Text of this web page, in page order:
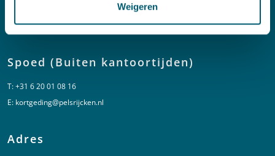
Weigeren
Linkedin
Spoed (Buiten kantoortijden)
T:+31 6 20 01 08 16
E: kortgeding@pelsrijcken.nl
Adres